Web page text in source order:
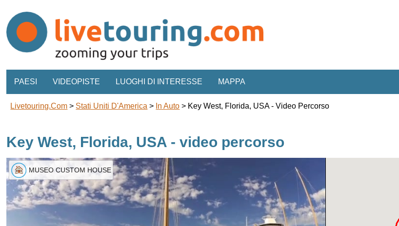
PAESI VIDEOPISTE LUOGHI DI INTERESSE MAPPA
Livetouring.com > Stati Uniti D'America > In Auto > Key West, Florida, USA - Video Percorso
Key West, Florida, USA - video percorso
MUSEO CUSTOM HOUSE